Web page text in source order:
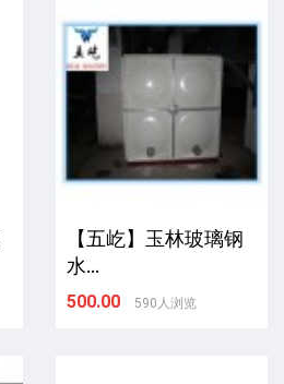
【五屹】玉林玻璃钢
水...
500.00 590人浏览